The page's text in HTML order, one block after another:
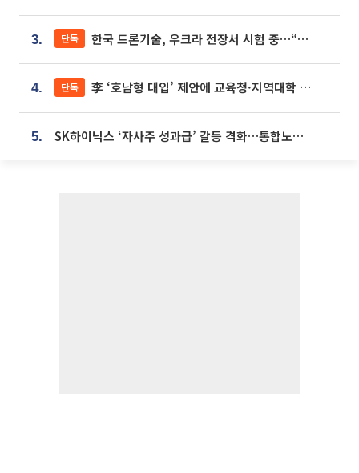
3. 단독 한국 드론기술, 우크라 전장서 시험 중…“스타트업 여러 곳 참여”
4. 단독 李 ‘호남형 대입’ 제안에 교육청·지역대학 서·논술형 입시 연계 '착수'
5. SK하이닉스 ‘자사주 성과급’ 갈등 격화…통합노조 출범 움직임